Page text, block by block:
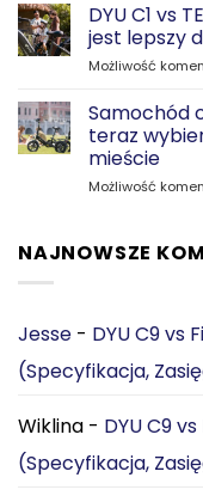
DYU C1 vs
jest lepszy
Możliwość
Samochód
teraz
mieście
Możliwość
NAJNOWSZE
Jesse - DYU C9 vs
(Specyfikacja,
Wiklina - DYU C9
(Specyfikacja,